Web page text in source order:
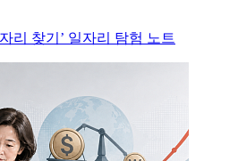
리 찾기’ 일자리 탐험 노트